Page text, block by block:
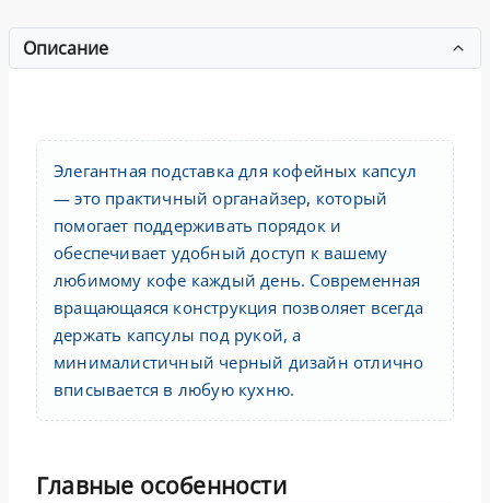
Описание
Элегантная подставка для кофейных капсул
— это практичный органайзер, который
помогает поддерживать порядок и
обеспечивает удобный доступ к вашему
любимому кофе каждый день. Современная
вращающаяся конструкция позволяет всегда
держать капсулы под рукой, а
минималистичный черный дизайн отлично
вписывается в любую кухню.
Главные особенности